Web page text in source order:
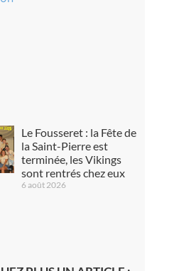
Le Fousseret : la Fête de
la Saint-Pierre est
terminée, les Vikings
sont rentrés chez eux
6 août 2026